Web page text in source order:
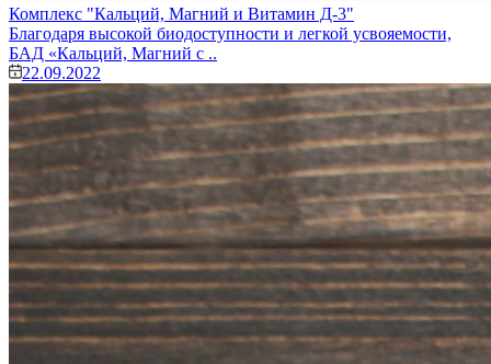
Комплекс "Кальций, Магний и Витамин Д-3"
Благодаря высокой биодоступности и легкой усвояемости,
БАД «Кальций, Магний с ..
22.09.2022